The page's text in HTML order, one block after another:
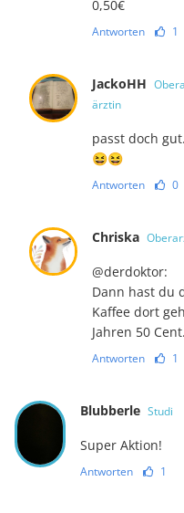
0,50€
Antworten 1
JackoHH
ärztin
passt doch
😆😆
Antworten 0
Chriska
@derdoktor:
Dann hast du
Kaffee dort
Jahren 50 Cent.
Antworten 1
Blubberle Studi
Super Aktion!
Antworten 1